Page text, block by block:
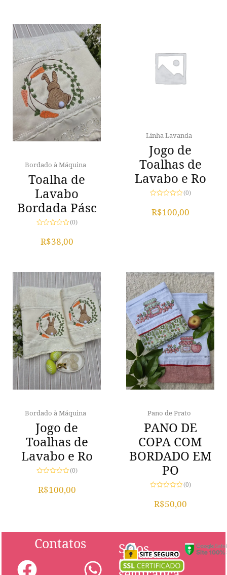
Bordado à Máquina
Toalha de
Lavabo
Bordada Pásc
de
(0)
R$38,00
Linha Lavanda
Jogo de
Toalhas de
Lavabo e Ro
de
(0)
R$100,00
Bordado à Máquina
Jogo de
Toalhas de
Lavabo e Ro
de
(0)
R$100,00
Pano de Prato
PANO DE
COPA COM
BORDADO EM
PO
de
(0)
R$50,00
Contatos Selos
de